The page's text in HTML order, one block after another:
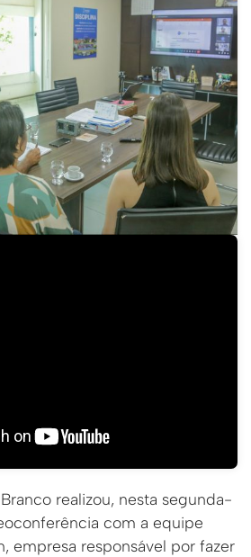
realizou, nesta segunda-
com a equipe
empresa responsável por fazer